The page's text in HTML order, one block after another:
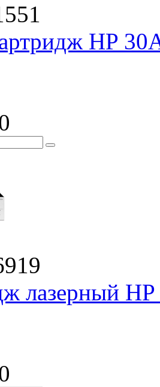
HP
лазерный